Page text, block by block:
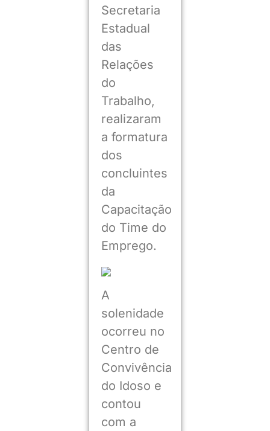
Secretaria
Estadual
das
Relações
do
Trabalho,
realizaram
a formatura
dos
concluintes
da
Capacitação
do Time do
Emprego.
A
solenidade
ocorreu no
Centro de
Convivência
do Idoso e
contou
com a